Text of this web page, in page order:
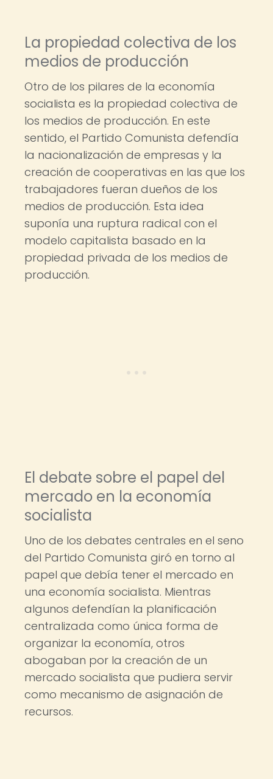
La propiedad colectiva de los
medios de producción
Otro de los pilares de la economía
socialista es la propiedad colectiva de
los medios de producción. En este
sentido, el Partido Comunista defendía
la nacionalización de empresas y la
creación de cooperativas en las que los
trabajadores fueran dueños de los
medios de producción. Esta idea
suponía una ruptura radical con el
modelo capitalista basado en la
propiedad privada de los medios de
producción.
El debate sobre el papel del
mercado en la economía
socialista
Uno de los debates centrales en el seno
del Partido Comunista giró en torno al
papel que debía tener el mercado en
una economía socialista. Mientras
algunos defendían la planificación
centralizada como única forma de
organizar la economía, otros
abogaban por la creación de un
mercado socialista que pudiera servir
como mecanismo de asignación de
recursos.